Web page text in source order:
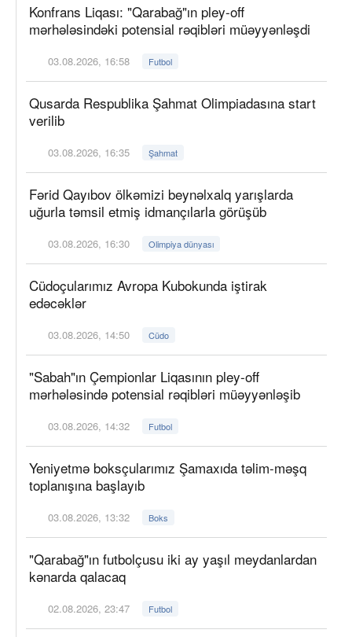
Konfrans Liqası: "Qarabağ"ın pley-off
mərhələsindəki potensial rəqibləri müəyyənləşdi
03.08.2026, 16:58 Futbol
Qusarda Respublika Şahmat Olimpiadasına start
verilib
03.08.2026, 16:35 Şahmat
Fərid Qayıbov ölkəmizi beynəlxalq yarışlarda
uğurla təmsil etmiş idmançılarla görüşüb
03.08.2026, 16:30 Olimpiya dünyası
Cüdoçularımız Avropa Kubokunda iştirak
edəcəklər
03.08.2026, 14:50 Cüdo
"Sabah"ın Çempionlar Liqasının pley-off
mərhələsində potensial rəqibləri müəyyənləşib
03.08.2026, 14:32 Futbol
Yeniyetmə boksçularımız Şamaxıda təlim-məşq
toplanışına başlayıb
03.08.2026, 13:32 Boks
"Qarabağ"ın futbolçusu iki ay yaşıl meydanlardan
kənarda qalacaq
02.08.2026, 23:47 Futbol